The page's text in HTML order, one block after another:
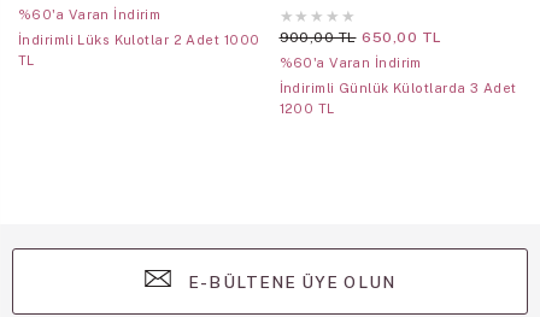
%60'a Varan İndirim
İndirimli Lüks Kulotlar 2 Adet 1000
TL
★ ★ ★ ★ ★
900,00 TL 650,00 TL
%60'a Varan İndirim
İndirimli Günlük Külotlarda 3 Adet
1200 TL
E-BÜLTENE ÜYE OLUN